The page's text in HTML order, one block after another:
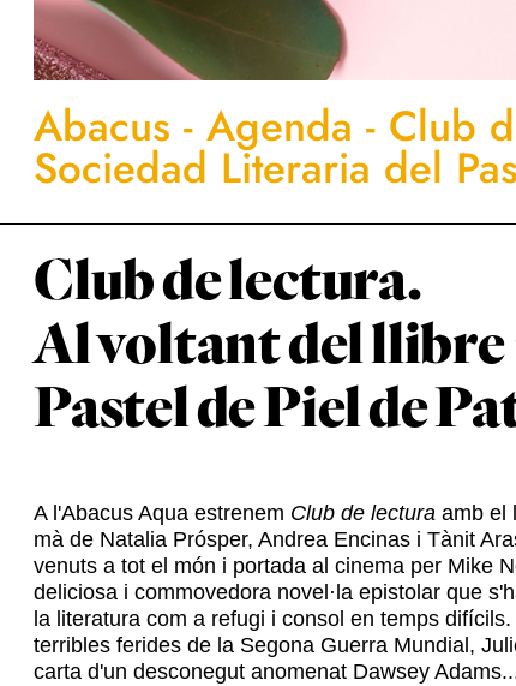
Abacus - Agenda - Club
Sociedad Literaria del
Club de lectura.
Al voltant del llibre
Pastel de Piel de
A l'Abacus Aqua estrenem Club de lectura amb el
mà de Natalia Prósper, Andrea Encinas i Tànit
venuts a tot el món i portada al cinema per Mike
deliciosa i commovedora novel·la epistolar que
la literatura com a refugi i consol en temps
terribles ferides de la Segona Guerra Mundial,
carta d'un desconegut anomenat Dawsey